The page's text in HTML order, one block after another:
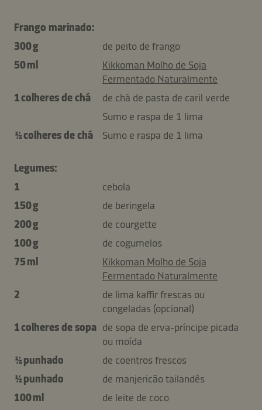
Frango marinado:
300 g
de peito de frango
50 ml
Kikkoman Molho de Soja
Fermentado Naturalmente
1 colheres de chá
de chá de pasta de caril verde
Sumo e raspa de 1 lima
½ colheres de chá
Sumo e raspa de 1 lima
Legumes:
1
cebola
150 g
de beringela
200 g
de courgette
100 g
de cogumelos
75 ml
Kikkoman Molho de Soja
Fermentado Naturalmente
2
de lima kaffir frescas ou
congeladas (opcional)
1 colheres de sopa de sopa de erva-príncipe picada
ou moída
½ punhado
de coentros frescos
½ punhado
de manjericão tailandês
100 ml
de leite de coco